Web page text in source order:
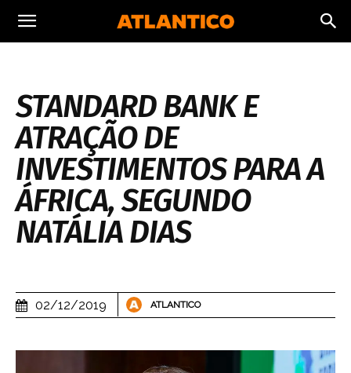
STANDARD BANK E
ATRAÇÃO DE
INVESTIMENTOS PARA A
ÁFRICA, SEGUNDO
NATÁLIA DIAS
02/12/2019 ATLANTICO